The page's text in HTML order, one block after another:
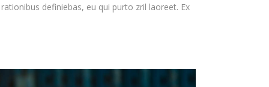
definiebas, eu qui purto zril laoreet. Ex